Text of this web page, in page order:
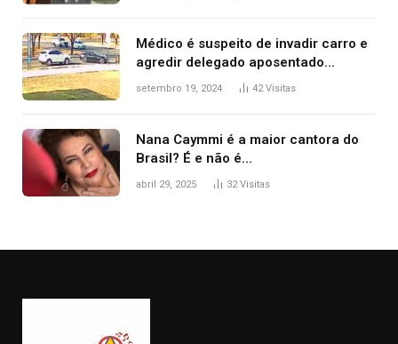
Médico é suspeito de invadir carro e
agredir delegado aposentado
durante confusão no trânsito
setembro 19, 2024 42Visitas
Nana Caymmi é a maior cantora do
Brasil? É e não é…
abril 29, 2025 32Visitas